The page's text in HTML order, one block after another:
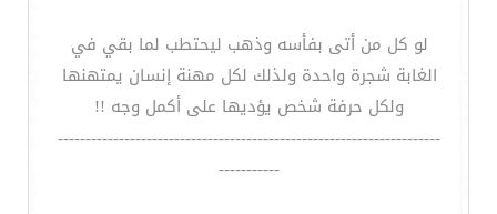
لو كل من أتى بفأسه وذهب ليحتطب لما بقي في
الغابة شجرة واحدة ولذلك لكل مهنة إنسان يمتهنها
ولكل حرفة شخص يؤديها على أكمل وجه !!
---------------------------------------------------------------------
-----------